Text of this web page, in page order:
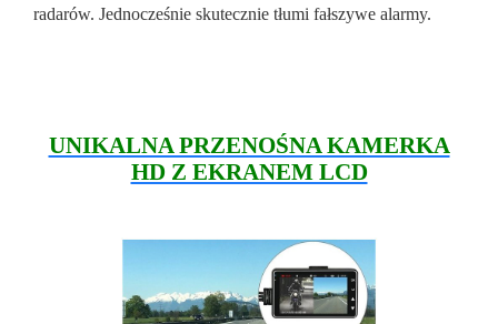
radarów. Jednocześnie skutecznie tłumi fałszywe alarmy.
UNIKALNA PRZENOŚNA KAMERKA
HD Z EKRANEM LCD